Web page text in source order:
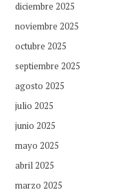
diciembre 2025
noviembre 2025
octubre 2025
septiembre 2025
agosto 2025
julio 2025
junio 2025
mayo 2025
abril 2025
marzo 2025